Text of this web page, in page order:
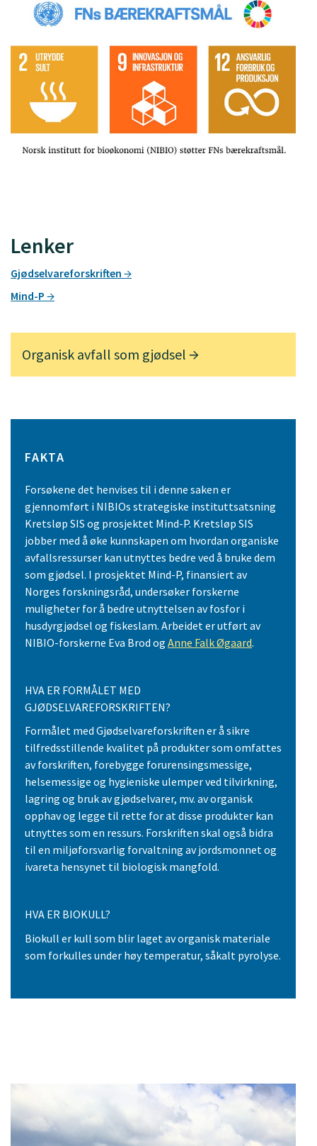
Lenker
Gjødselvareforskriften
Mind-P
Organisk avfall som gjødsel
FAKTA
Forsøkene det henvises til i denne saken er
gjennomført i NIBIOs strategiske instituttsatsning
Kretsløp SIS og prosjektet Mind-P. Kretsløp SIS
jobber med å øke kunnskapen om hvordan organiske
avfallsressurser kan utnyttes bedre ved å bruke dem
som gjødsel. I prosjektet Mind-P, finansiert av
Norges forskningsråd, undersøker forskerne
muligheter for å bedre utnyttelsen av fosfor i
husdyrgjødsel og fiskeslam. Arbeidet er utført av
NIBIO-forskerne Eva Brod og Anne Falk Øgaard.
HVA ER FORMÅLET MED
GJØDSELVAREFORSKRIFTEN?
Formålet med Gjødselvareforskriften er å sikre
tilfredsstillende kvalitet på produkter som omfattes
av forskriften, forebygge forurensingsmessige,
helsemessige og hygieniske ulemper ved tilvirkning,
lagring og bruk av gjødselvarer, mv. av organisk
opphav og legge til rette for at disse produkter kan
utnyttes som en ressurs. Forskriften skal også bidra
til en miljøforsvarlig forvaltning av jordsmonnet og
ivareta hensynet til biologisk mangfold.
HVA ER BIOKULL?
Biokull er kull som blir laget av organisk materiale
som forkulles under høy temperatur, såkalt pyrolyse.